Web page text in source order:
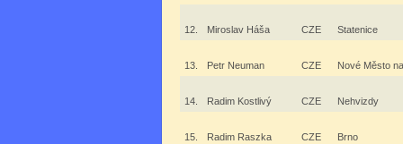
12. Miroslav Háša CZE Statenice
13. Petr Neuman CZE Nové Město
14. Radim Kostlivý CZE Nehvizdy
15. Radim Raszka CZE Brno